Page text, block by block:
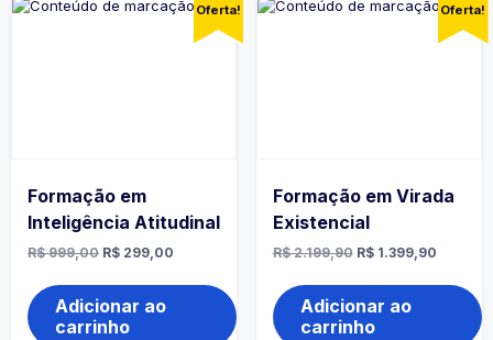
Oferta!
Formação em
Inteligência Atitudinal
R$999,00 O
original
era:
R$ 999,00.
R$ 299,00
atual
R$ 299,00.
Adicionar ao
carrinho
Oferta!
Formação em Virada
Existencial
R$2.199,90 O
original
era:
R$ 2.199,90.
R$1.399,90O
atual
R$
Adicionar ao
carrinho